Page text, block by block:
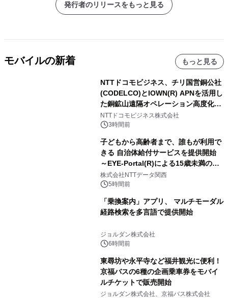
発行者のリリースをもっと見る
モバイルの新着 もっと見る
NTTドコモビジネス、チリ国営銅公社
(CODELCO)とIOWN(R) APNを活用し
た銅鉱山遠隔オペレーション高度化に
向けた調査・実証を開始
NTTドコモビジネス株式会社
3時間前
子どもから高齢者まで、誰もが利用で
きる 自治体給付サービスを提供開始
～EYE-Portal(R)による15歳未満の本
人認証と デジタルデバイド対策で実現
～
株式会社NTTデータ関西
5時間前
「乗換案内」アプリ、 マルチモーダル
経路検索を多言語で提供開始
ジョルダン株式会社
6時間前
東尋坊や永平寺など福井観光に便利！
京福バスの6種の企画乗車券をモバイ
ルチケットで販売開始
ジョルダン株式会社、京福バス株式会社